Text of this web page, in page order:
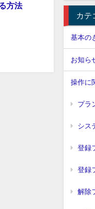
方法
カテ
基本の
お知ら
操作に
プラ
シス
登録
登録
解除